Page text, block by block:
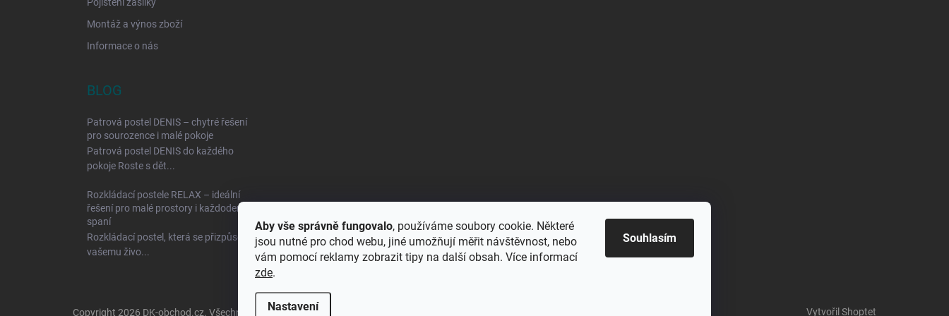
Aby vše správně fungovalo, používáme soubory cookie. Některé
jsou nutné pro chod webu, jiné umožňují měřit návštěvnost, nebo
vám pomocí reklamy zobrazit tipy na další obsah. Více informací
zde.
Nastavení
Souhlasím
Pojištění zásilky
Montáž a výnos zboží
Informace o nás
BLOG
Patrová postel DENIS – chytré řešení
pro sourozence i malé pokoje
Patrová postel DENIS do každého
pokoje Roste s dět...
Rozkládací postele RELAX – ideální
řešení pro malé prostory i každodenní
spaní
Rozkládací postel, která se přizpůsobí
vašemu živo...
Vytvořil Shoptet
Copyright 2026 DK-obchod.cz. Všechna práva vyhrazena.